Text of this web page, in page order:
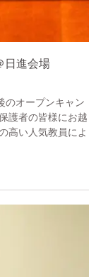
日進会場
のオープンキャン
護者の皆様にお越
高い人気教員によ